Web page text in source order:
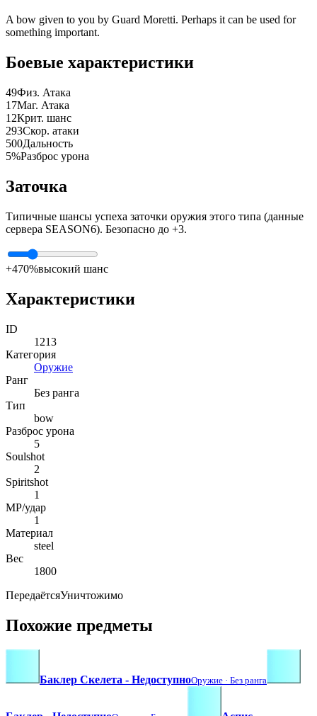
A bow given to you by Guard Moretti. Perhaps it can be used for
something important.
Боевые характеристики
49Физ. Атака
17Маг. Атака
12Крит. шанс
293Скор. атаки
500Дальность
5%Разброс урона
Заточка
Типичные шансы успеха заточки оружия этого типа (данные
сервера SEASON6). Безопасно до +3.
+470%высокий шанс
Характеристики
ID
1213
Категория
Оружие
Ранг
Без ранга
Тип
bow
Разброс урона
5
Soulshot
2
Spiritshot
1
MP/удар
1
Материал
steel
Вес
1800
ПередаётсяУничтожимо
Похожие предметы
Баклер Скелета - НедоступноОружие · Без ранга